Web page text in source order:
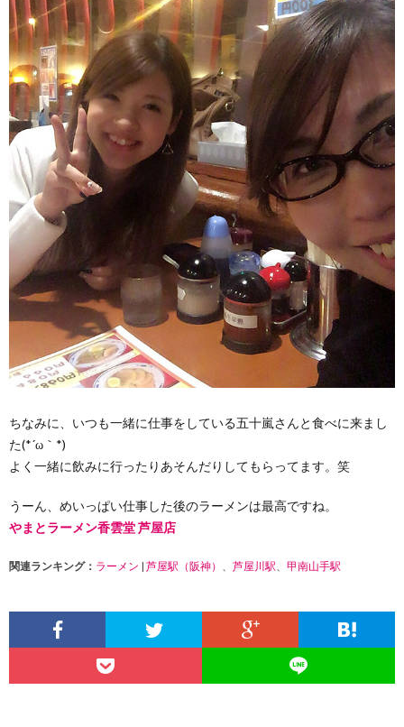
ちなみに、いつも一緒に仕事をしている五十嵐さんと食べに来まし
た(*´ω｀*)
よく一緒に飲みに行ったりあそんだりしてもらってます。笑
うーん、めいっぱい仕事した後のラーメンは最高ですね。
やまとラーメン香雲堂 芦屋店
関連ランキング： ラーメン | 芦屋駅（阪神） 芦屋川駅 甲南山手駅